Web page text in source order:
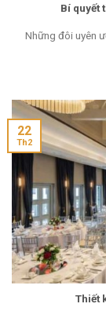
Bí quyết
Những đôi uyên
Thiết
22
Th2